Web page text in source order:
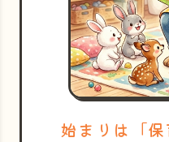
始まりは「